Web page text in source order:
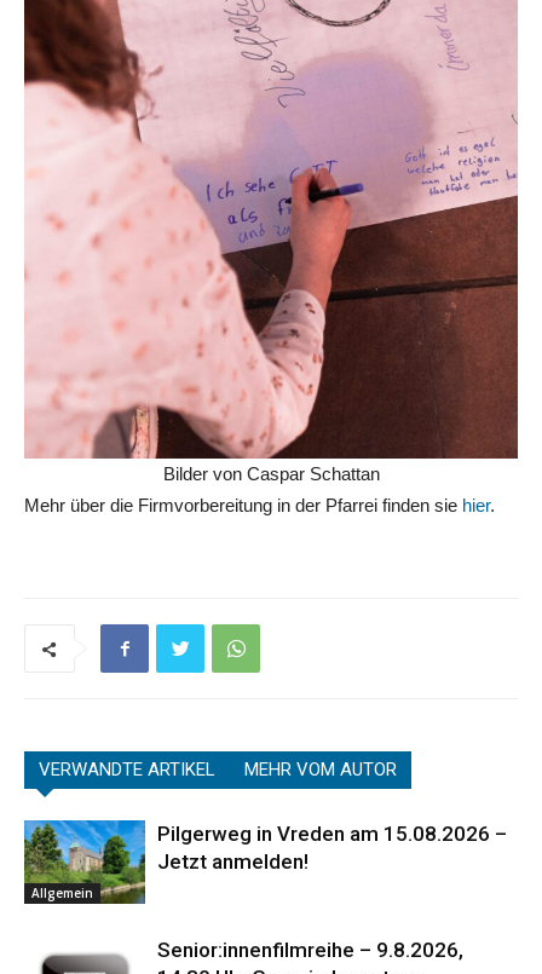
Bilder von Caspar Schattan
Mehr über die Firmvorbereitung in der Pfarrei finden sie hier.
VERWANDTE ARTIKEL MEHR VOM AUTOR
Allgemein
Pilgerweg in Vreden am 15.08.2026 –
Jetzt anmelden!
Senior:innenfilmreihe – 9.8.2026,